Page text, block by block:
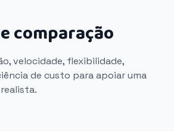
comparação
velocidade, flexibilidade,
de custo para apoiar uma